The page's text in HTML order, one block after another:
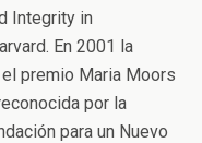
Integrity in
En 2001 la
premio Maria Moors
por la
para un Nuevo